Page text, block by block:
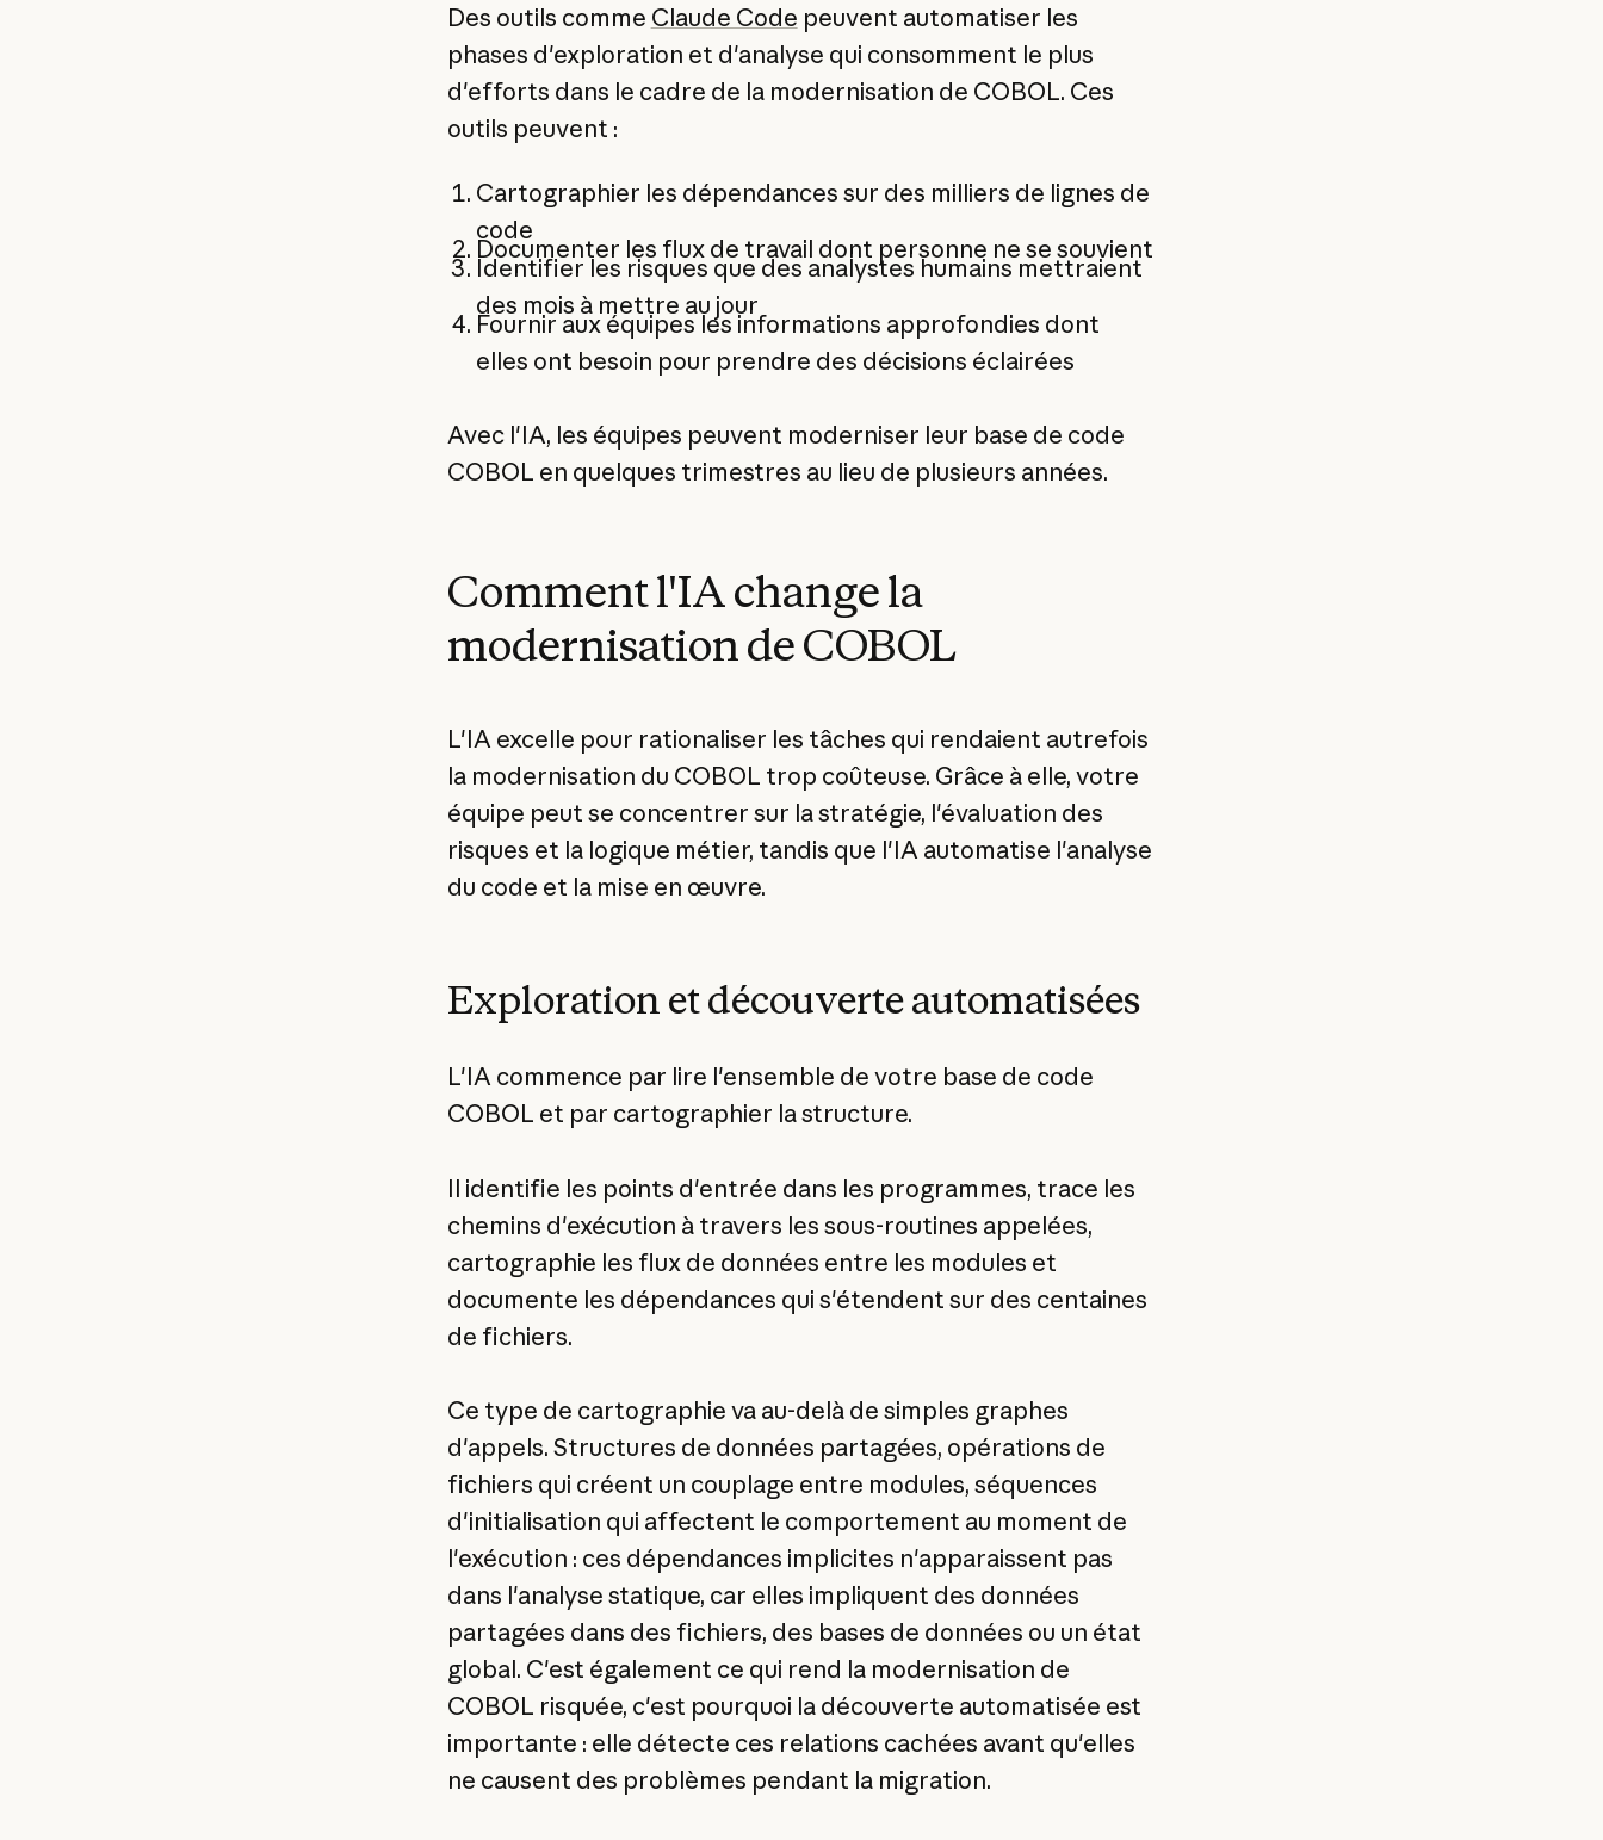
Des outils comme Claude Code peuvent automatiser les
phases d'exploration et d'analyse qui consomment le plus
d'efforts dans le cadre de la modernisation de COBOL. Ces
outils peuvent :
Cartographier les dépendances sur des milliers de lignes de
code
Documenter les flux de travail dont personne ne se souvient
Identifier les risques que des analystes humains mettraient
des mois à mettre au jour
Fournir aux équipes les informations approfondies dont
elles ont besoin pour prendre des décisions éclairées
Avec l'IA, les équipes peuvent moderniser leur base de code
COBOL en quelques trimestres au lieu de plusieurs années.
Comment l'IA change la
modernisation de COBOL
L'IA excelle pour rationaliser les tâches qui rendaient autrefois
la modernisation du COBOL trop coûteuse. Grâce à elle, votre
équipe peut se concentrer sur la stratégie, l'évaluation des
risques et la logique métier, tandis que l'IA automatise l'analyse
du code et la mise en œuvre.
Exploration et découverte automatisées
L'IA commence par lire l'ensemble de votre base de code
COBOL et par cartographier la structure.
Il identifie les points d'entrée dans les programmes, trace les
chemins d'exécution à travers les sous-routines appelées,
cartographie les flux de données entre les modules et
documente les dépendances qui s'étendent sur des centaines
de fichiers.
Ce type de cartographie va au-delà de simples graphes
d'appels. Structures de données partagées, opérations de
fichiers qui créent un couplage entre modules, séquences
d'initialisation qui affectent le comportement au moment de
l'exécution : ces dépendances implicites n'apparaissent pas
dans l'analyse statique, car elles impliquent des données
partagées dans des fichiers, des bases de données ou un état
global. C'est également ce qui rend la modernisation de
COBOL risquée, c'est pourquoi la découverte automatisée est
importante : elle détecte ces relations cachées avant qu'elles
ne causent des problèmes pendant la migration.